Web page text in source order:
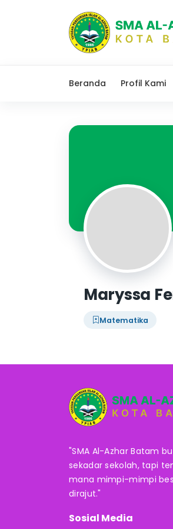
Beranda Profil Kami
Maryssa
Matematika
"SMA Al-Azhar Batam
sekadar sekolah, tapi
mana mimpi-mimpi
dirajut."
Sosial Media